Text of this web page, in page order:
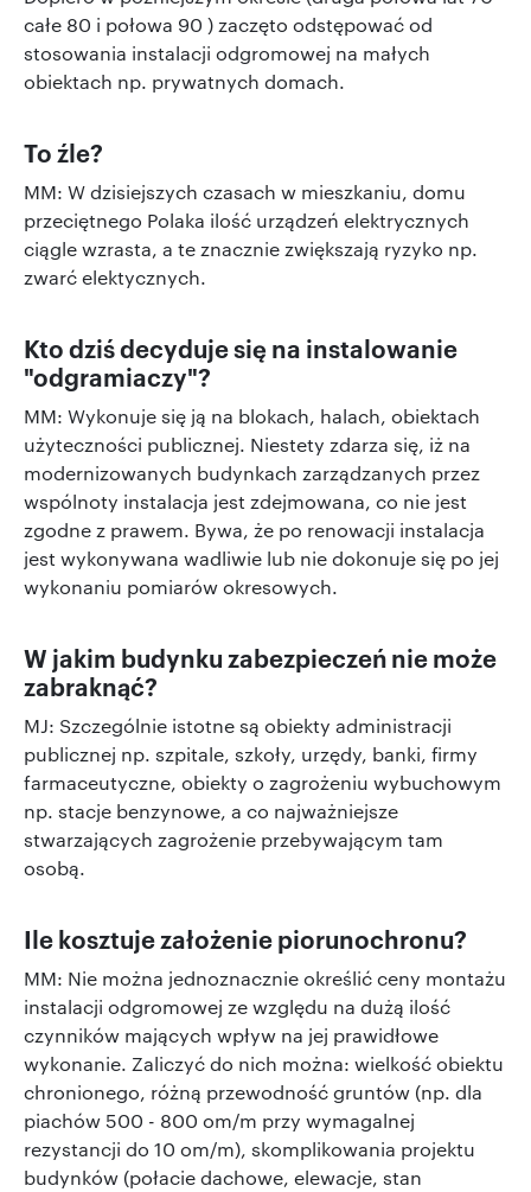
całe 80 i połowa 90 ) zaczęto odstępować od
stosowania instalacji odgromowej na małych
obiektach np. prywatnych domach.
To źle?
MM: W dzisiejszych czasach w mieszkaniu, domu
przeciętnego Polaka ilość urządzeń elektrycznych
ciągle wzrasta, a te znacznie zwiększają ryzyko np.
zwarć elektycznych.
Kto dziś decyduje się na instalowanie
"odgramiaczy"?
MM: Wykonuje się ją na blokach, halach, obiektach
użyteczności publicznej. Niestety zdarza się, iż na
modernizowanych budynkach zarządzanych przez
wspólnoty instalacja jest zdejmowana, co nie jest
zgodne z prawem. Bywa, że po renowacji instalacja
jest wykonywana wadliwie lub nie dokonuje się po jej
wykonaniu pomiarów okresowych.
W jakim budynku zabezpieczeń nie może
zabraknąć?
MJ: Szczególnie istotne są obiekty administracji
publicznej np. szpitale, szkoły, urzędy, banki, firmy
farmaceutyczne, obiekty o zagrożeniu wybuchowym
np. stacje benzynowe, a co najważniejsze
stwarzających zagrożenie przebywającym tam
osobą.
Ile kosztuje założenie piorunochronu?
MM: Nie można jednoznacznie określić ceny montażu
instalacji odgromowej ze względu na dużą ilość
czynników mających wpływ na jej prawidłowe
wykonanie. Zaliczyć do nich można: wielkość obiektu
chronionego, różną przewodność gruntów (np. dla
piachów 500 - 800 om/m przy wymagalnej
rezystancji do 10 om/m), skomplikowania projektu
budynków (połacie dachowe, elewacje, stan